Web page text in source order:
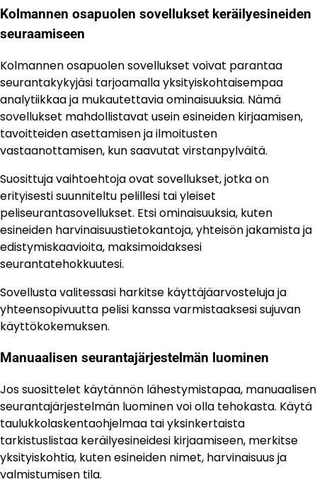
Kolmannen osapuolen sovellukset keräilyesineiden
seuraamiseen
Kolmannen osapuolen sovellukset voivat parantaa
seurantakykyjäsi tarjoamalla yksityiskohtaisempaa
analytiikkaa ja mukautettavia ominaisuuksia. Nämä
sovellukset mahdollistavat usein esineiden kirjaamisen,
tavoitteiden asettamisen ja ilmoitusten
vastaanottamisen, kun saavutat virstanpylväitä.
Suosittuja vaihtoehtoja ovat sovellukset, jotka on
erityisesti suunniteltu pelillesi tai yleiset
peliseurantasovellukset. Etsi ominaisuuksia, kuten
esineiden harvinaisuustietokantoja, yhteisön jakamista ja
edistymiskaavioita, maksimoidaksesi
seurantatehokkuutesi.
Sovellusta valitessasi harkitse käyttäjäarvosteluja ja
yhteensopivuutta pelisi kanssa varmistaaksesi sujuvan
käyttökokemuksen.
Manuaalisen seurantajärjestelmän luominen
Jos suosittelet käytännön lähestymistapaa, manuaalisen
seurantajärjestelmän luominen voi olla tehokasta. Käytä
taulukkolaskentaohjelmaa tai yksinkertaista
tarkistuslistaa keräilyesineidesi kirjaamiseen, merkitse
yksityiskohtia, kuten esineiden nimet, harvinaisuus ja
valmistumisen tila.